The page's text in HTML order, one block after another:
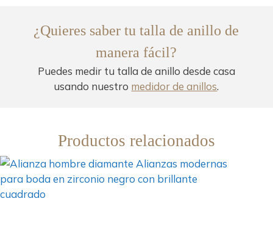
¿Quieres saber tu talla de anillo de
manera fácil?
Puedes medir tu talla de anillo desde casa
usando nuestro medidor de anillos.
Productos relacionados